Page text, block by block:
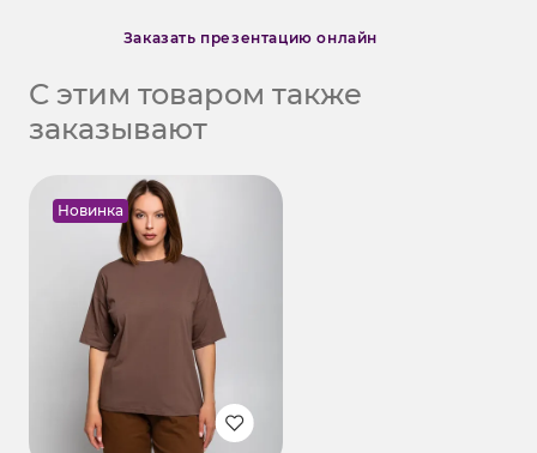
Заказать презентацию онлайн
С этим товаром также
заказывают
Новинка